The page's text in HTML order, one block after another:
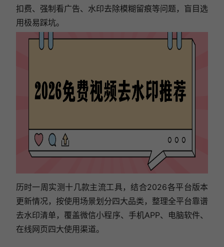
扣费、强制看广告、水印去除模糊留痕等问题，盲目选
用极易踩坑。
历时一周实测十几款主流工具，结合2026各平台版本
更新情况，按使用场景划分四大品类，整理全平台靠谱
去水印清单，覆盖微信小程序、手机APP、电脑软件、
在线网页四大使用渠道。